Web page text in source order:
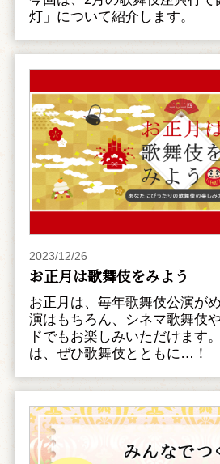
灯」について紹介します。
2023/12/26
お正月は歌舞伎をみよう
お正月は、毎年歌舞伎公演が
演はもちろん、シネマ歌舞伎
ドでもお楽しみいただけます
は、ぜひ歌舞伎とともに…！